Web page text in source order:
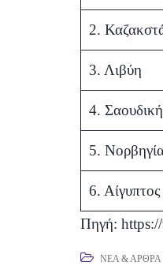
2.
3. Λιβύη
4.
5.
6. Αίγυπτος
Πηγή:
ΝΈΑ & ΆΡΘΡΑ